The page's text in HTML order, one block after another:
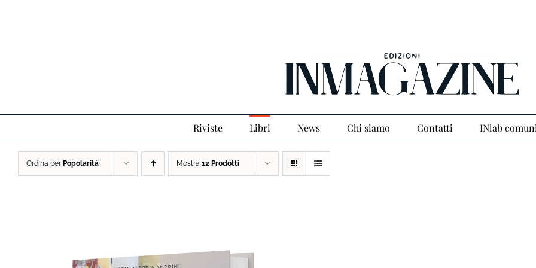
Riviste Libri News Chi siamo Contatti INlab
Ordina per Popolarità Mostra 12 Prodotti